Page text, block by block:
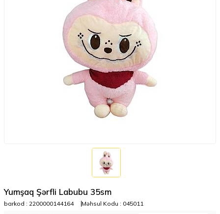
Yumşaq Şərfli Labubu 35sm
barkod : 2200000144164 Məhsul Kodu : 045011